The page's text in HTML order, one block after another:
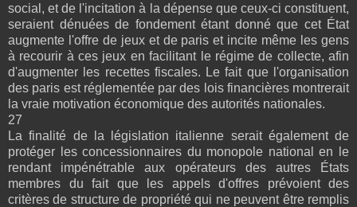
social, et de l'incitation à la dépense que ceux-ci constituent,
seraient dénuées de fondement étant donné que cet État
augmente l'offre de jeux et de paris et incite même les gens
à recourir à ces jeux en facilitant le régime de collecte, afin
d'augmenter les recettes fiscales. Le fait que l'organisation
des paris est réglementée par des lois financières montrerait
la vraie motivation économique des autorités nationales.
27
La finalité de la législation italienne serait également de
protéger les concessionnaires du monopole national en le
rendant impénétrable aux opérateurs des autres États
membres du fait que les appels d'offres prévoient des
critères de structure de propriété qui ne peuvent être remplis